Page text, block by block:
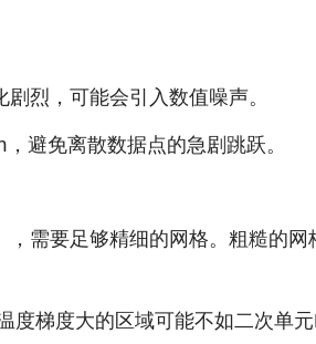
烈，可能会引入数值噪声。
，避免离散数据点的急剧跳跃。
需要足够精细的网格。粗糙的
梯度大的区域可能不如二次单元